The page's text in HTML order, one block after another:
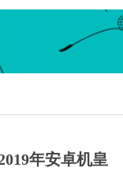
年安卓机皇